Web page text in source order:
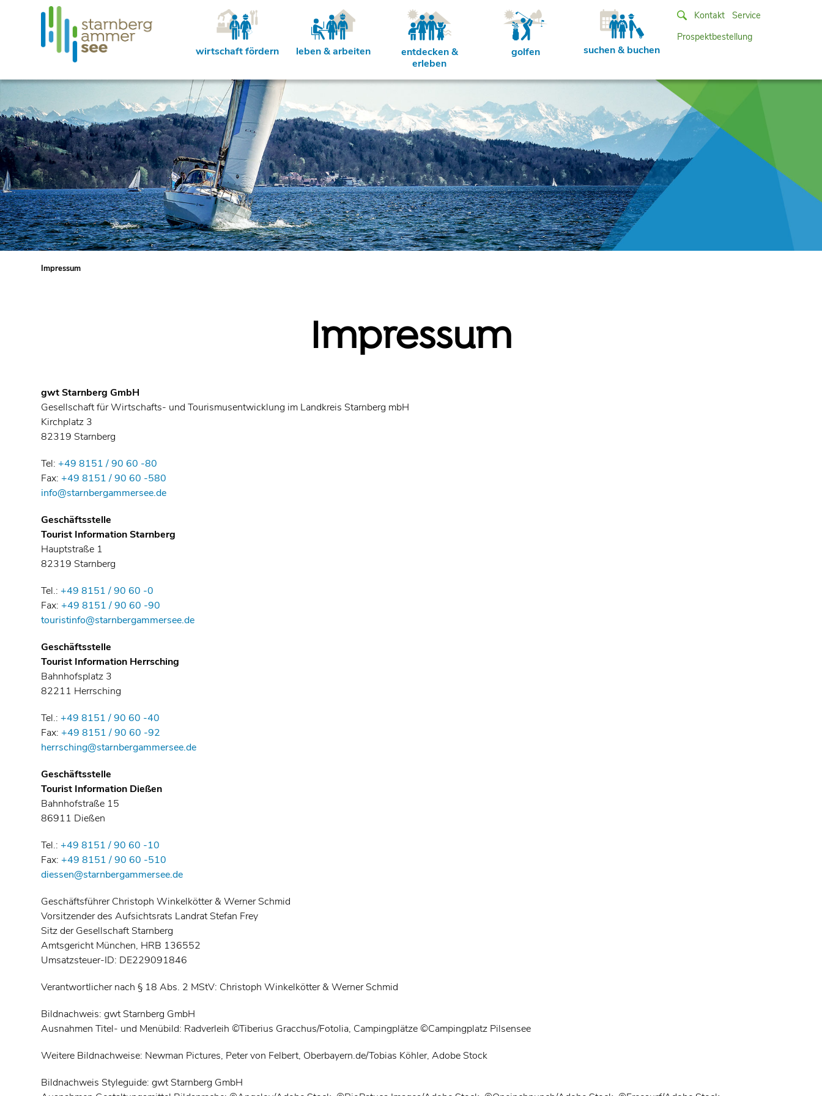
wirtschaft fördern leben & arbeiten
entdecken &
erleben
golfen suchen & buchen
Kontakt
Service
Prospektbestellung
Impressum
Impressum
gwt Starnberg GmbH
Gesellschaft für Wirtschafts- und Tourismusentwicklung im Landkreis Starnberg mbH
Kirchplatz 3
82319 Starnberg
Tel:+49 8151 / 90 60 -80
Fax:+49 8151 / 90 60 -580
info@starnbergammersee.de
Geschäftsstelle
Tourist Information Starnberg
Hauptstraße 1
82319 Starnberg
Tel.:+49 8151 / 90 60 -0
Fax:+49 8151 / 90 60 -90
touristinfo@starnbergammersee.de
Geschäftsstelle
Tourist Information Herrsching
Bahnhofsplatz 3
82211 Herrsching
Tel.:+49 8151 / 90 60 -40
Fax:+49 8151 / 90 60 -92
herrsching@starnbergammersee.de
Geschäftsstelle
Tourist Information Dießen
Bahnhofstraße 15
86911 Dießen
Tel.:+49 8151 / 90 60 -10
Fax:+49 8151 / 90 60 -510
diessen@starnbergammersee.de
Geschäftsführer Christoph Winkelkötter & Werner Schmid
Vorsitzender des Aufsichtsrats Landrat Stefan Frey
Sitz der Gesellschaft Starnberg
Amtsgericht München, HRB 136552
Umsatzsteuer-ID: DE229091846
Verantwortlicher nach § 18 Abs. 2 MStV: Christoph Winkelkötter & Werner Schmid
Bildnachweis: gwt Starnberg GmbH
Ausnahmen Titel- und Menübild: Radverleih ©Tiberius Gracchus/Fotolia, Campingplätze ©Campingplatz Pilsensee
Weitere Bildnachweise: Newman Pictures, Peter von Felbert, Oberbayern.de/Tobias Köhler, Adobe Stock
Bildnachweis Styleguide: gwt Starnberg GmbH